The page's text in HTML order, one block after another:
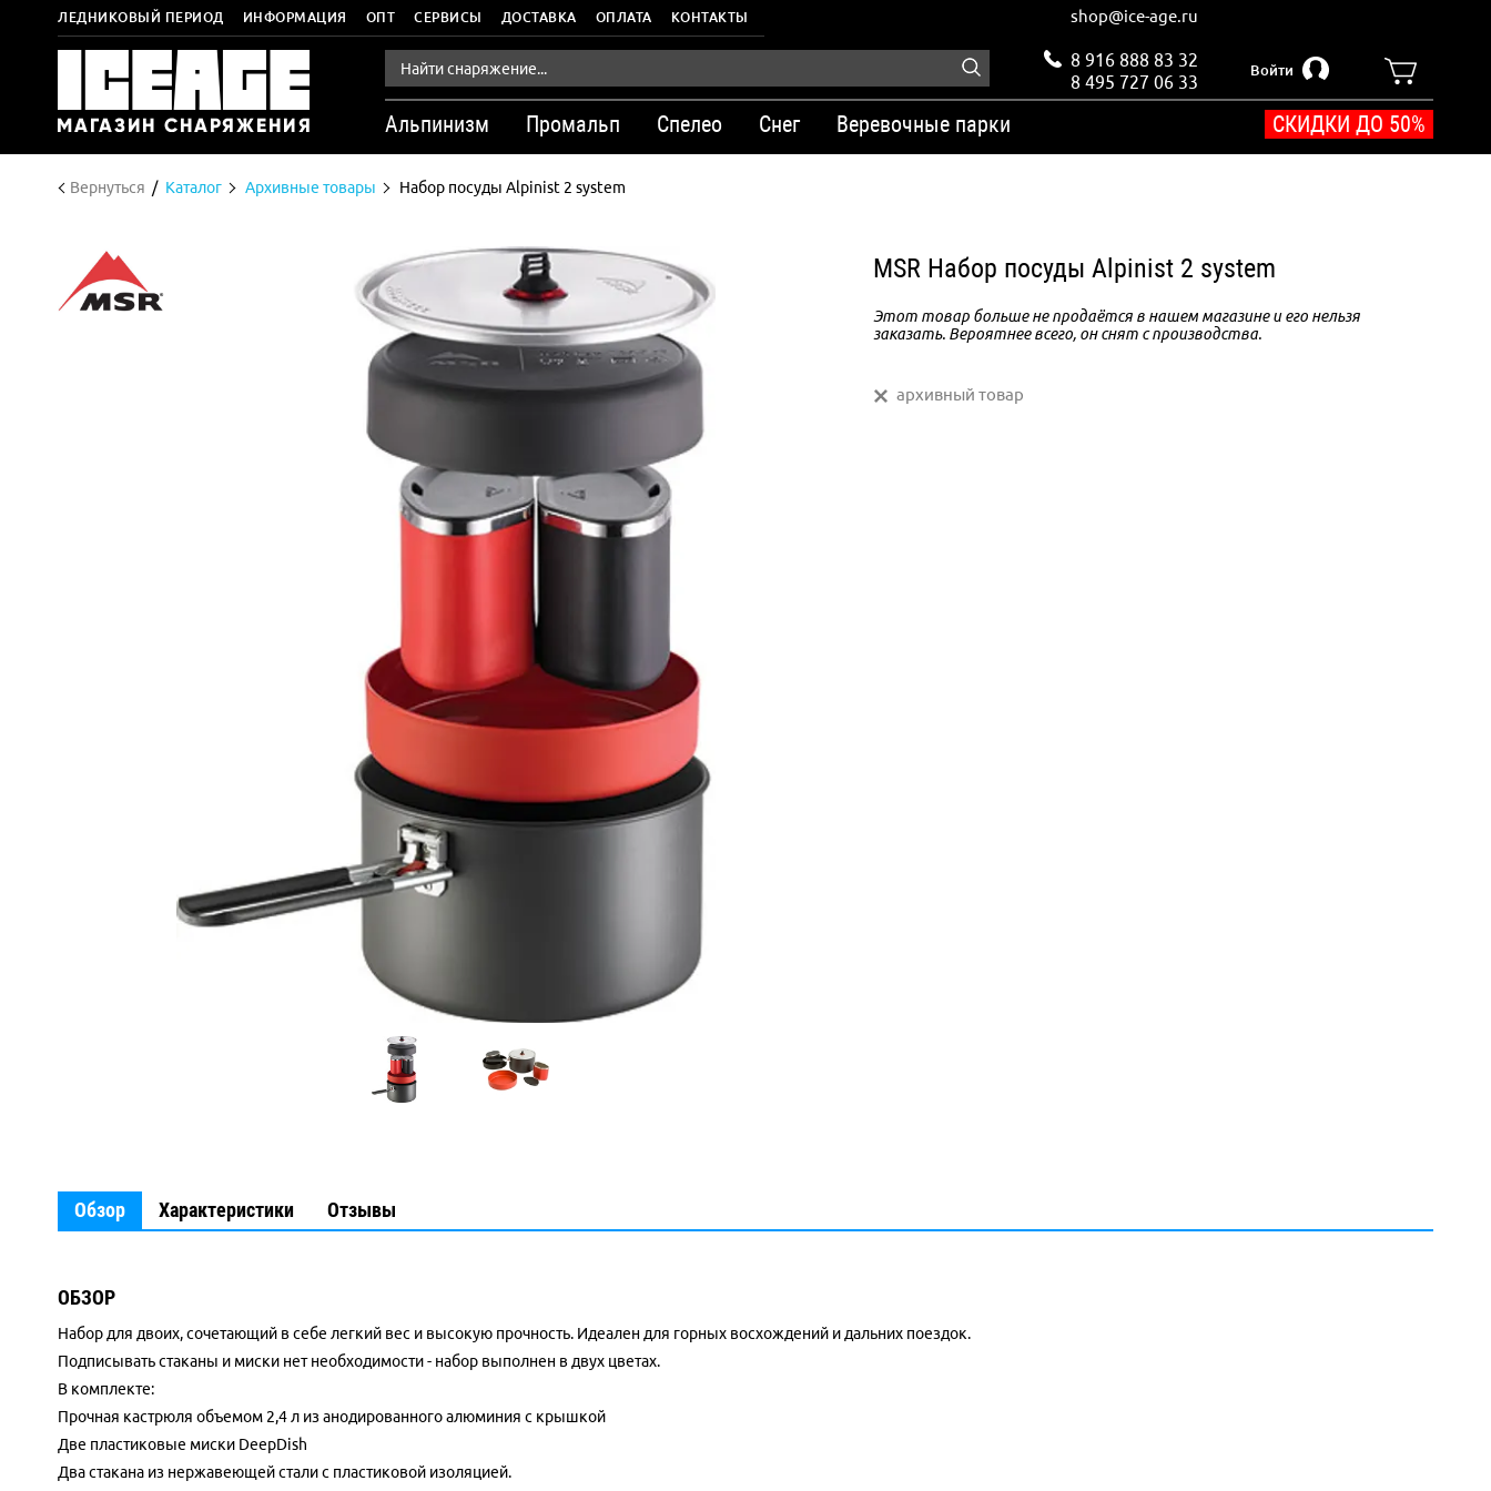
ЛЕДНИКОВЫЙ ПЕРИОД ИНФОРМАЦИЯ ОПТ СЕРВИСЫ ДОСТАВКА ОПЛАТА КОНТАКТЫ shop@ice-age.ru
8 916 888 83 32
8 495 727 06 33
Войти
Альпинизм Промальп Спелео Снег Веревочные парки СКИДКИ ДО 50%
Вернуться Каталог Архивные товары Набор посуды Alpinist 2 system
MSR Набор посуды Alpinist 2 system
Этот товар больше не продаётся в нашем магазине и его нельзя
заказать. Вероятнее всего, он снят с производства.
архивный товар
Обзор Характеристики Отзывы
ОБЗОР
Набор для двоих, сочетающий в себе легкий вес и высокую прочность. Идеален для горных восхождений и дальних поездок.
Подписывать стаканы и миски нет необходимости - набор выполнен в двух цветах.
В комплекте:
Прочная кастрюля объемом 2,4 л из анодированного алюминия с крышкой
Две пластиковые миски DeepDish
Два стакана из нержавеющей стали с пластиковой изоляцией.